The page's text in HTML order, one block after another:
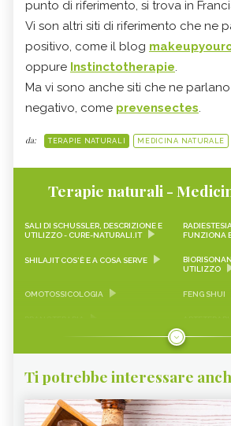
punto di riferimento, si trova in
Vi son altri siti di riferimento che ne
positivo, come il blog
oppure Instinctotherapie.
Ma vi sono anche siti che ne
negativo, come prevensectes.
da: TERAPIE NATURALI MEDICINA NATURALE
Terapie naturali -
SALI DI SCHUSSLER, DESCRIZIONE E
UTILIZZO - CURE-NATURALI.IT
FUNZIONA
SHILAJIT COS'È E A COSA SERVE
UTILIZZO
OMOTOSSICOLOGIA FENG SHUI
FITOTERAPIA
DESOMATIZZAZIONE® MEDICINA
OMEOPATIA TANTRA
Ti potrebbe interessare